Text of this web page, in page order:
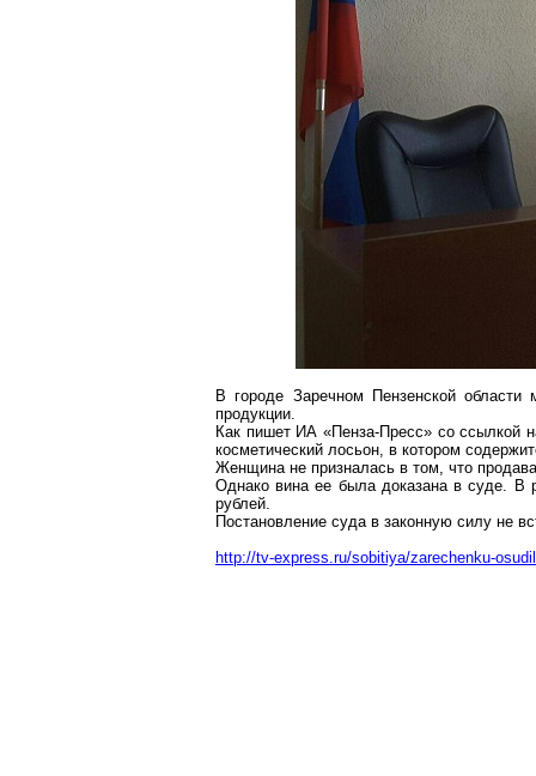
В городе Заречном Пензенской
продукции.
Как пишет ИА «Пенза-Пресс» со ссылкой
косметический лосьон, в котором
Женщина не призналась в том, что
Однако вина ее была доказана в суде. В
рублей.
Постановление суда в законную силу не
http://tv-express.ru/sobitiya/zarechenku-